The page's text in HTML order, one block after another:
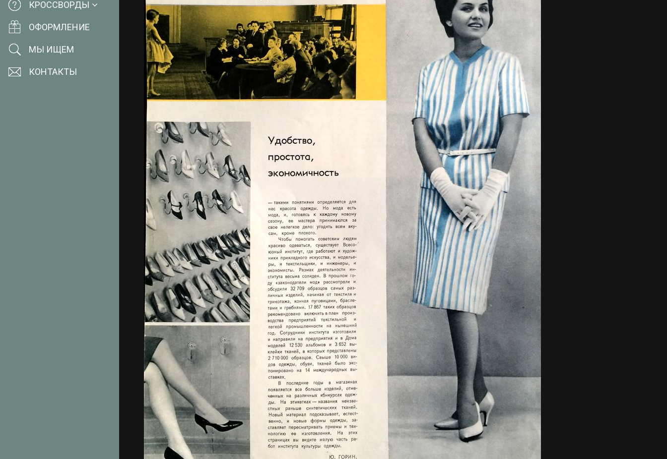
КРОССВОРДЫ
ОФОРМЛЕНИЕ
МЫ ИЩЕМ
КОНТАКТЫ